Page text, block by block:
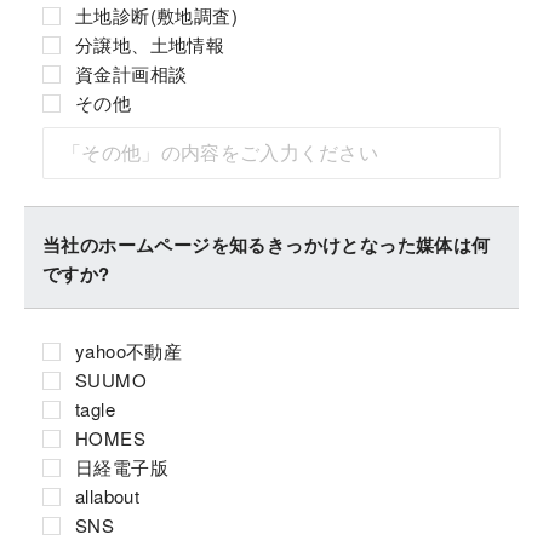
土地診断(敷地調査)
分譲地、土地情報
資金計画相談
その他
当社のホームページを知るきっかけとなった媒体は何
ですか?
yahoo不動産
SUUMO
tagle
HOMES
日経電子版
allabout
SNS